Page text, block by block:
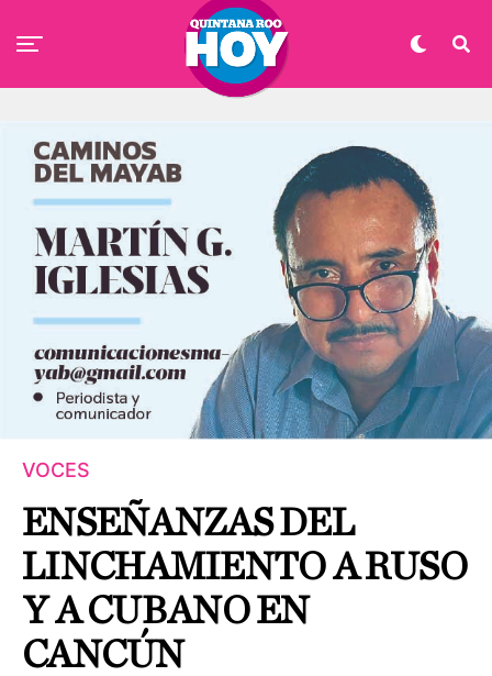
VOCES
ENSEÑANZAS DEL
LINCHAMIENTO A RUSO
Y A CUBANO EN
CANCÚN